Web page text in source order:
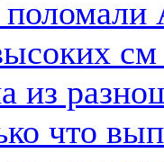
поломали
из
что